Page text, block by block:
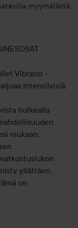
myymälästä
Vibrator -
intensiivisiä,
huikealla
mukaan.
yllättäen.
on